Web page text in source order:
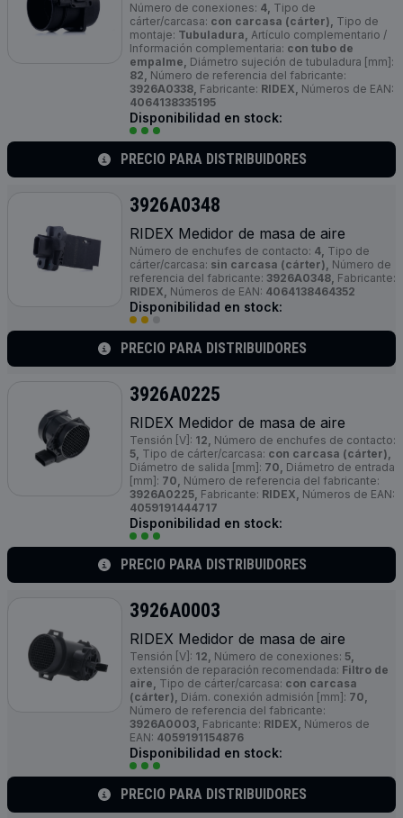
Número de conexiones: 4, Tipo de
cárter/carcasa: con carcasa (cárter), Tipo de
montaje: Tubuladura, Artículo complementario /
Información complementaria: con tubo de
empalme, Diámetro sujeción de tubuladura [mm]:
82, Número de referencia del fabricante:
3926A0338, Fabricante: RIDEX, Números de EAN:
4064138335195
Disponibilidad en stock:
PRECIO PARA DISTRIBUIDORES
3926A0348
RIDEX Medidor de masa de aire
Número de enchufes de contacto: 4, Tipo de
cárter/carcasa: sin carcasa (cárter), Número de
referencia del fabricante: 3926A0348, Fabricante:
RIDEX, Números de EAN: 4064138464352
Disponibilidad en stock:
PRECIO PARA DISTRIBUIDORES
3926A0225
RIDEX Medidor de masa de aire
Tensión [V]: 12, Número de enchufes de contacto:
5, Tipo de cárter/carcasa: con carcasa (cárter),
Diámetro de salida [mm]: 70, Diámetro de entrada
[mm]: 70, Número de referencia del fabricante:
3926A0225, Fabricante: RIDEX, Números de EAN:
4059191444717
Disponibilidad en stock:
PRECIO PARA DISTRIBUIDORES
3926A0003
RIDEX Medidor de masa de aire
Tensión [V]: 12, Número de conexiones: 5,
extensión de reparación recomendada: Filtro de
aire, Tipo de cárter/carcasa: con carcasa
(cárter), Diám. conexión admisión [mm]: 70,
Número de referencia del fabricante:
3926A0003, Fabricante: RIDEX, Números de
EAN: 4059191154876
Disponibilidad en stock:
PRECIO PARA DISTRIBUIDORES